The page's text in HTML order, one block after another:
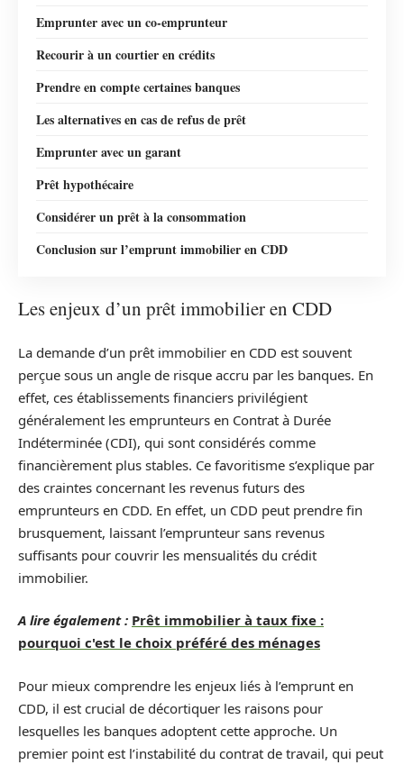
Emprunter avec un co-emprunteur
Recourir à un courtier en crédits
Prendre en compte certaines banques
Les alternatives en cas de refus de prêt
Emprunter avec un garant
Prêt hypothécaire
Considérer un prêt à la consommation
Conclusion sur l’emprunt immobilier en CDD
Les enjeux d’un prêt immobilier en CDD
La demande d’un prêt immobilier en CDD est souvent
perçue sous un angle de risque accru par les banques. En
effet, ces établissements financiers privilégient
généralement les emprunteurs en Contrat à Durée
Indéterminée (CDI), qui sont considérés comme
financièrement plus stables. Ce favoritisme s’explique par
des craintes concernant les revenus futurs des
emprunteurs en CDD. En effet, un CDD peut prendre fin
brusquement, laissant l’emprunteur sans revenus
suffisants pour couvrir les mensualités du crédit
immobilier.
A lire également : Prêt immobilier à taux fixe :
pourquoi c'est le choix préféré des ménages
Pour mieux comprendre les enjeux liés à l’emprunt en
CDD, il est crucial de décortiquer les raisons pour
lesquelles les banques adoptent cette approche. Un
premier point est l’instabilité du contrat de travail, qui peut